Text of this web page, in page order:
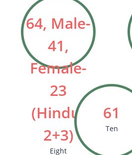
64, Male-
41,
Female-
23
(Hindu-
2+3)
Eight
61
Ten